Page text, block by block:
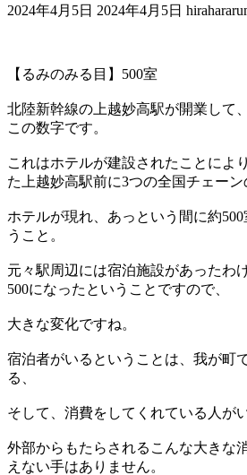
2024年4月5日 最
新
日
時
2024年4月5日
【るみのみる目】500室
北陸新幹線の上越妙高駅が開業して
この数字です。
これはホテルが建設されたことによ
た上越妙高駅前に3つの全国チェーン
ホテルが現れ、あっという間に約
うこと。
元々駅周辺には宿泊施設があったわ
500になったということですので、
大きな変化ですね。
宿泊者がいるということは、我が町
る、
そして、消費をしてくれている人が
外部からもたらされるこんな大きな
えない手はありません。